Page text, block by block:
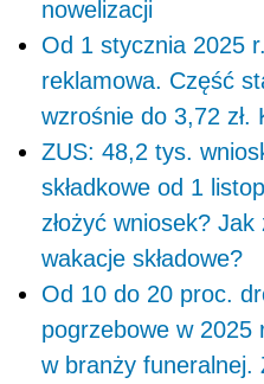
nowelizacji
Od 1 stycznia 2025
reklamowa. Część
wzrośnie do 3,72 zł.
ZUS: 48,2 tys.
składkowe od 1
złożyć wniosek? Jak
wakacje składowe?
Od 10 do 20 proc.
pogrzebowe w 2025
w branży funeralnej.